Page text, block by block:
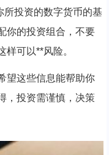
所投资的数字货币的基
你的投资组合，不要
可以**风险。
望这些信息能帮助你
，投资需谨慎，决策